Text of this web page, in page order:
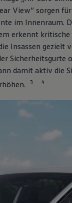
und
Betriebsanleitung
Beratung
R
Kundenbetreuung
View“ sorgen
im Innenraum.
erkennt
Insassen gezielt
Sicherheitsgurte
damit aktiv die
3 4